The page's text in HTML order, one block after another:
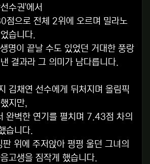
수권'에서
점으로 전체 2위에 오르며 밀라노
습니다.
명이 끝날 수도 있었던 거대한 풍랑
결과라 그 의미가 남다릅니다.
김채연 선수에게 뒤처지며 올림픽
지만,
완벽한 연기를 펼치며 7.43점 차의
습니다.
위에 주저앉아 펑펑 울던 그녀의
고생을 짐작게 했습니다.